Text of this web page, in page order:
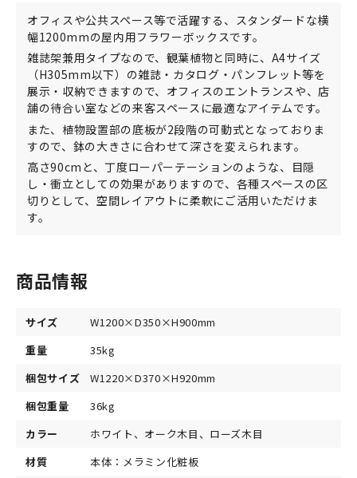
オフィスや公共スペース等で活躍する、スタンダードな横
幅1200mmの屋内用フラワーボックスです。
雑誌架兼用タイプなので、観葉植物と同時に、A4サイズ
（H305mm以下）の雑誌・カタログ・パンフレット等を
展示・収納できますので、オフィスのエントランスや、店
舗の待合い室などの来客スペースに最適なアイテムです。
また、植物設置部の底板が2段階の可動式となっておりま
すので、鉢の大きさに合わせて深さを変えられます。
高さ90cmと、丁度ローパーテーションのような、目隠
し・衝立としての効果がありますので、各種スペースの区
切りとして、空間レイアウトに柔軟にご活用いただけま
す。
商品情報
サイズ
W1200×D350×H900mm
重量
35kg
梱包サイズ
W1220×D370×H920mm
梱包重量
36kg
カラー
ホワイト、オーク木目、ローズ木目
材質
本体：メラミン化粧板